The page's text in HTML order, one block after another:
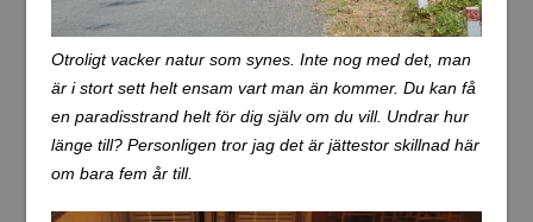
Otroligt vacker natur som synes. Inte nog med det, man
är i stort sett helt ensam vart man än kommer. Du kan få
en paradisstrand helt för dig själv om du vill. Undrar hur
länge till? Personligen tror jag det är jättestor skillnad här
om bara fem år till.